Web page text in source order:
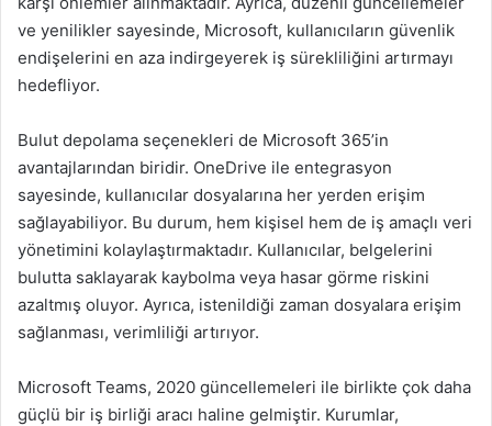
ve yenilikler sayesinde, Microsoft, kullanıcıların güvenlik
endişelerini en aza indirgeyerek iş sürekliliğini artırmayı
hedefliyor.
Bulut depolama seçenekleri de Microsoft 365’in
avantajlarından biridir. OneDrive ile entegrasyon
sayesinde, kullanıcılar dosyalarına her yerden erişim
sağlayabiliyor. Bu durum, hem kişisel hem de iş amaçlı veri
yönetimini kolaylaştırmaktadır. Kullanıcılar, belgelerini
bulutta saklayarak kaybolma veya hasar görme riskini
azaltmış oluyor. Ayrıca, istenildiği zaman dosyalara erişim
sağlanması, verimliliği artırıyor.
Microsoft Teams, 2020 güncellemeleri ile birlikte çok daha
güçlü bir iş birliği aracı haline gelmiştir. Kurumlar,